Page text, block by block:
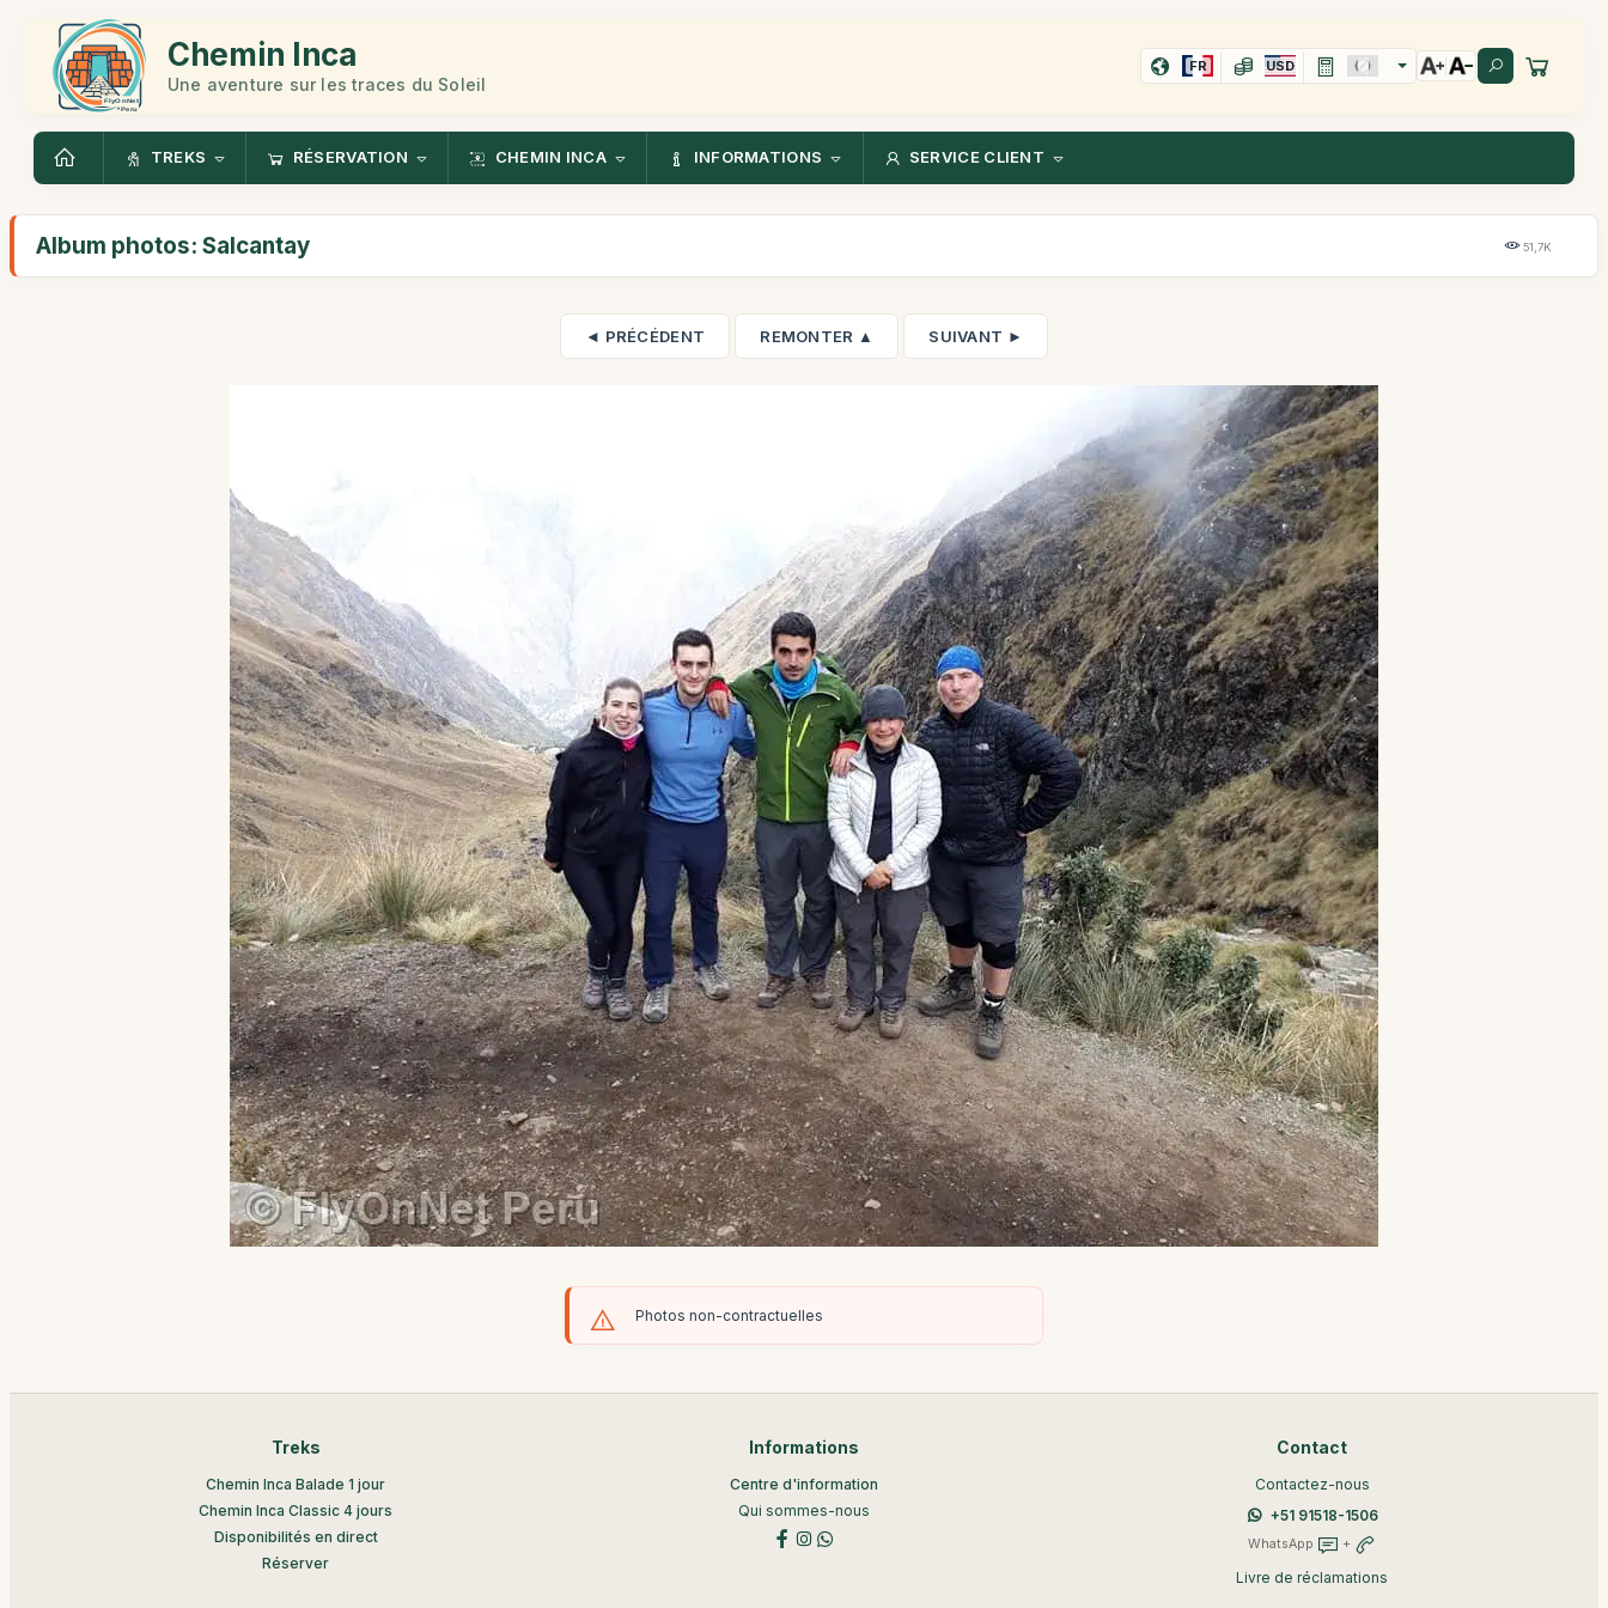
Chemin Inca
Une aventure sur les traces du Soleil
FR USD
TREKS RÉSERVATION CHEMIN INCA INFORMATIONS SERVICE CLIENT
Album photos: Salcantay 51,7K
◄ PRÉCÉDENT REMONTER ▲ SUIVANT ►
Photos non-contractuelles
Treks
Chemin Inca Balade 1 jour
Chemin Inca Classic 4 jours
Disponibilités en direct
Réserver
Informations
Centre d'information
Qui sommes-nous
Contact
Contactez-nous
+51 91518-1506
WhatsApp +
Livre de réclamations